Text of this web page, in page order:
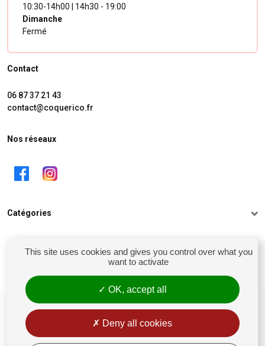
10:30-14h00 | 14h30 - 19:00
Dimanche
Fermé
Contact
06 87 37 21 43
contact@coquerico.fr
Nos réseaux
Catégories
Mon compte
siret : 81238106900028
Conditions générales de vente
Rétractation
This site uses cookies and gives you control over what you
want to activate
OK, accept all
Deny all cookies